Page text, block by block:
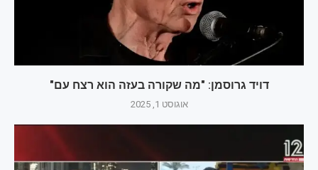
דויד גרוסמן: "מה שקורה בעזה הוא רצח עם"
אוגוסט 1, 2025